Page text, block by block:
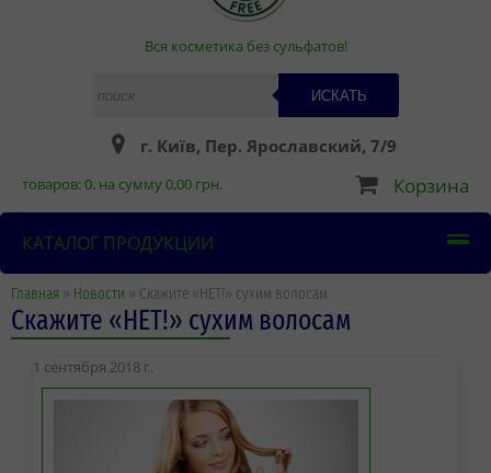
Вся косметика без сульфатов!
ИСКАТЬ
г. Київ, Пер. Ярославский, 7/9
товаров:0. на сумму0,00 грн. Корзина
КАТАЛОГ ПРОДУКЦИИ
Главная » Новости » Скажите «НЕТ!» сухим волосам
Скажите «НЕТ!» сухим волосам
1 сентября 2018 г.